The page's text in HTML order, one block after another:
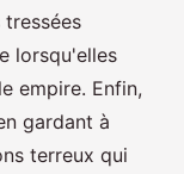
lorsqu'elles
empire. Enfin,
gardant à
terreux qui